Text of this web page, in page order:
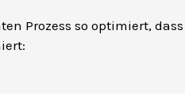
Prozess so optimiert,